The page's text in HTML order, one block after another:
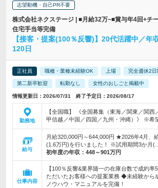
志望動機・自己PR不要
株式会社ネクステージ | ■月給32万~■賞与年4回+チ
住宅手当等完備
【接客・提案(100％反響)】20代活躍中／年
120日
正社員 職種・業種未経験OK 上場 完全週休2日
第二新卒歓迎 転勤なし 女性のおしごと掲載中
情報更新日：2026/07/31 終了予定日：2026/08/17
勤務地
【全国職】 《全国募集（東海／関東／関西
甲信越／中国／四国／九州・沖縄）》 ※希
給与
月給320,000円～644,000円 ★2026年4月、
(1.6万円)を行いました！ ※試用期間3か月(…
初年度の年収： 448～901万円
仕事内容
【100％反響&業界随一の在庫台数で成約
ただいたお客様への提案業務 ◆未経験から
ノウハウ・マニュアルを完備！